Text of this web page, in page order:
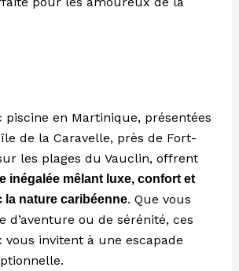
piscine en Martinique, présentées
de la Caravelle, près de Fort-
les plages du Vauclin, offrent
inégalée mêlant luxe, confort et
la nature caribéenne. Que vous
d’aventure ou de sérénité, ces
vous invitent à une escapade